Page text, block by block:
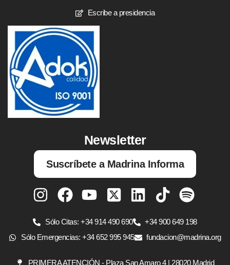
Escribe a presidencia
Newsletter
Suscríbete a Madrina Informa
Sólo Citas: +34 914 490 690
+34 900 649 198
Sólo Emergencias: +34 652 995 945
fundacion@madrina.org
PRIMERA ATENCIÓN - Plaza San Amaro 4 | 28020 Madrid